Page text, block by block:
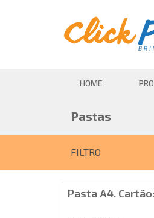
HOME
Pastas
FILTRO
Pasta A4.